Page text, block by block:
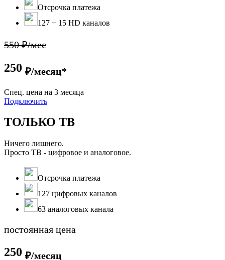
Отсрочка платежа
127 + 15 HD каналов
550 ₽/мес
250 ₽/месяц*
Cпец. цена на 3 месяца
Подключить
ТОЛЬКО ТВ
Ничего лишнего.
Просто ТВ - цифровое и аналоговое.
Отсрочка платежа
127 цифровых каналов
63 аналоговых канала
постоянная цена
250 ₽/месяц